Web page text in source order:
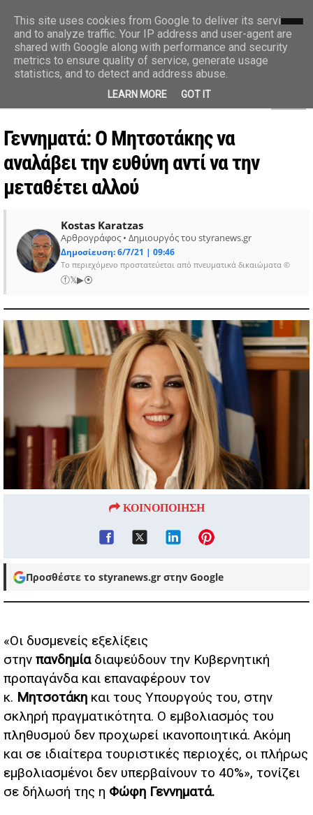
styranews.gr
Ειδήσεις-Γεγονότα-Επικαιρότητα
Γεννηματά: Ο Μητσοτάκης να
αναλάβει την ευθύνη αντί να την
μεταθέτει αλλού
Kostas Karatzas
Αρθρογράφος • Δημιουργός του styranews.gr
Δημοσίευση: 6/7/21 | 09:46
Το περιεχόμενο προστατεύεται από πνευματικά δικαιώματα ©
ⓕ𝕏▶⦿
ΚΟΙΝΟΠΟΙΗΣΗ
Προσθέστε το styranews.gr στην Google
«Oι δυσμενείς εξελίξεις
στην πανδημία διαψεύδουν την Κυβερνητική
προπαγάνδα και επαναφέρουν τον
κ. Μητσοτάκη και τους Υπουργούς του, στην
σκληρή πραγματικότητα. Ο εμβολιασμός του
πληθυσμού δεν προχωρεί ικανοποιητικά. Ακόμη
και σε ιδιαίτερα τουριστικές περιοχές, οι πλήρως
εμβολιασμένοι δεν υπερβαίνουν το 40%», τονίζει
σε δήλωσή της η Φώφη Γεννηματά.
This site uses cookies from Google to deliver its services
and to analyze traffic. Your IP address and user-agent are
shared with Google along with performance and security
metrics to ensure quality of service, generate usage
statistics, and to detect and address abuse.
LEARN MORE GOT IT